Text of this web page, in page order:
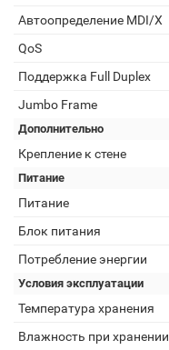
Автоопределение MDI/X
QoS
Поддержка Full Duplex
Jumbo Frame
Дополнительно
Крепление к стене
Питание
Питание
Блок питания
Потребление энергии
Условия эксплуатации
Температура хранения
Влажность при хранении